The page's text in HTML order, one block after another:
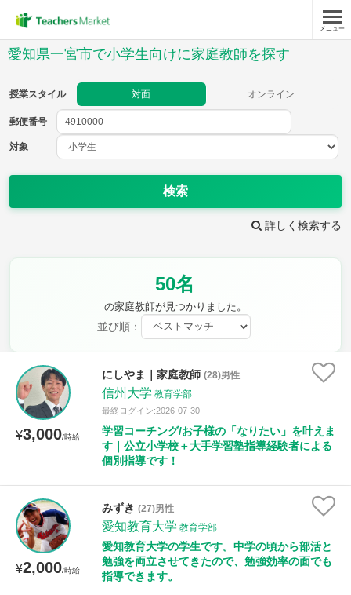
メニュー
愛知県一宮市で小学生向けに家庭教師を探す
授業スタイル 対面 オンライン
郵便番号
対象
検索
詳しく検索する
50名
の家庭教師が見つかりました。
並び順：
¥3,000/時給
にしやま｜家庭教師 (28)男性
信州大学 教育学部
最終ログイン:2026-07-30
学習コーチング/お子様の「なりたい」を叶えま
す｜公立小学校＋大手学習塾指導経験者による
個別指導です！
¥2,000/時給
みずき (27)男性
愛知教育大学 教育学部
愛知教育大学の学生です。中学の頃から部活と
勉強を両立させてきたので、勉強効率の面でも
指導できます。
郵便番号
教科
理科
保健・体育 図画工作 書写
時給：¥1,000 ～ ¥10,000
授業可能日
水曜日
土曜日 日曜日
所属大学